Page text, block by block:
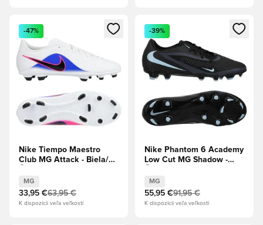
Otvorí modál na prihlásenie alebo registráciu ako člen
-47%
Nike Tiempo Maestro
Club MG Attack - Biela/
Blast
MG
33,95 €63,95 €
K dispozícii veľa veľkostí
Otvorí modál na prihlásenie
-39%
Nike Phantom 6 Academy
Low Cut MG Shadow -
MG
55,95 €91,95 €
K dispozícii veľa veľkostí